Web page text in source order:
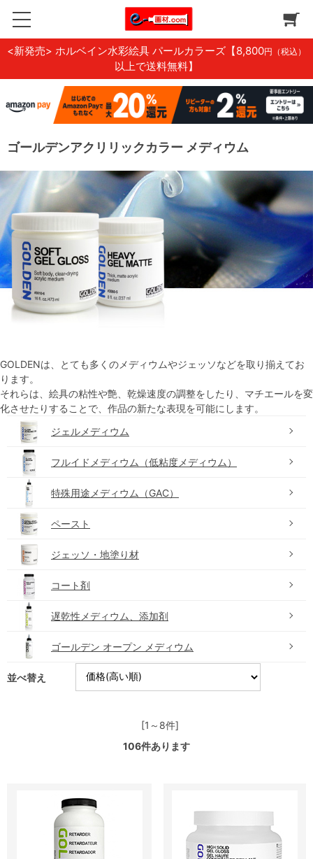
<新発売> ホルベイン水彩絵具 パールカラーズ 【8,800円（税込）
以上で送料無料】
ゴールデンアクリリックカラー メディウム
GOLDENは、とても多くのメディウムやジェッソなどを取り揃えてお
ります。
それらは、絵具の粘性や艶、乾燥速度の調整をしたり、マチエールを変
化させたりすることで、作品の新たな表現を可能にします。
ジェルメディウム
フルイドメディウム（低粘度メディウム）
特殊用途メディウム（GAC）
ペースト
ジェッソ・地塗り材
コート剤
遅乾性メディウム、添加剤
ゴールデン オープン メディウム
並べ替え
[1～8件]
106件あります